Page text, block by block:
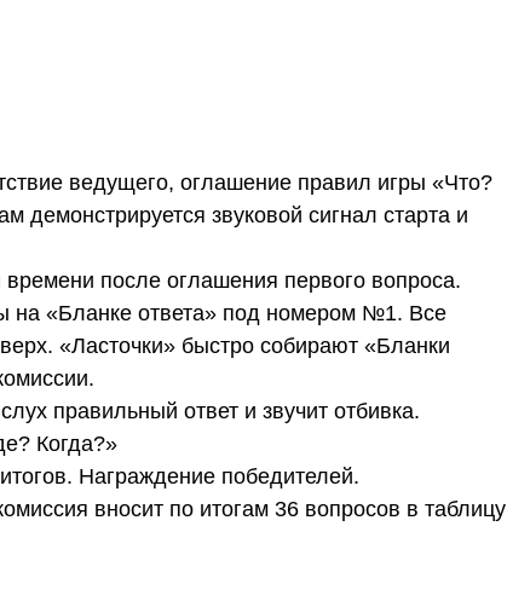
ведущего, оглашение правил игры «Что?
демонстрируется звуковой сигнал старта и
после оглашения первого вопроса.
на «Бланке ответа» под номером №1. Все
«Ласточки» быстро собирают «Бланки
правильный ответ и звучит отбивка.
Когда?»
Награждение победителей.
вносит по итогам 36 вопросов в таблицу